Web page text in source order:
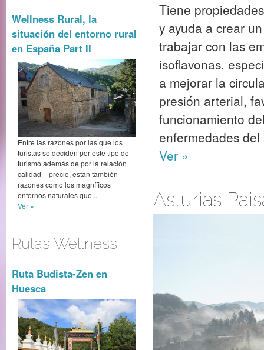
Wellness Rural, la
situación del entorno rural
en España Part II
Entre las razones por las que los
turistas se deciden por este tipo de
turismo además de por la relación
calidad – precio, están también
razones como los magníficos
entornos naturales que...
Ver »
Rutas Wellness
Ruta Budista-Zen en
Huesca
Tiene
y ayuda a crear
trabajar con las
isoflavonas,
a mejorar la
presión arterial,
funcionamiento
enfermedades del
Ver »
Asturias